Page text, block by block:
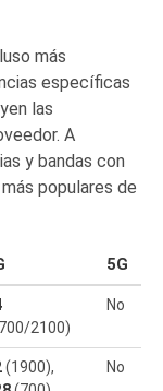
más
específicas
las
A
y bandas con
populares de
5G
2100)
No
(1900),
No